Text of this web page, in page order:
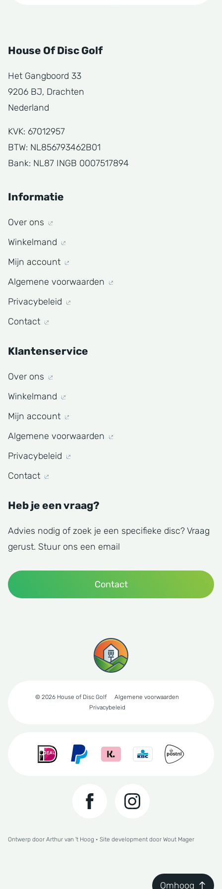
House Of Disc Golf
Het Gangboord 33
9206 BJ, Drachten
Nederland
KVK: 67012957
BTW: NL856793462B01
Bank: NL87 INGB 0007517894
Informatie
Over ons
Winkelmand
Mijn account
Algemene voorwaarden
Privacybeleid
Contact
Klantenservice
Over ons
Winkelmand
Mijn account
Algemene voorwaarden
Privacybeleid
Contact
Heb je een vraag?
Advies nodig of zoek je een specifieke disc? Vraag
gerust. Stuur ons een email
Contact
© 2026 House of Disc Golf
Algemene voorwaarden
Privacybeleid
Ontwerp door Arthur van 't Hoog • Site development door Wout Mager
Omhoog